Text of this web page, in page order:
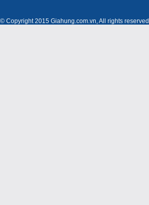
© Copyright 2015 Giahung.com.vn, All rights reserved